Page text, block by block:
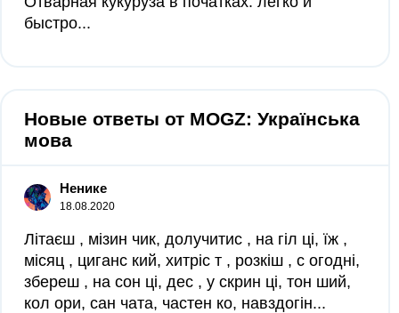
быстро...
Новые ответы от MOGZ: Українська
мова
Ненике
18.08.2020
Літаєш , мізин чик, долучитис , на гіл ці, їж ,
місяц , циганс кий, хитріс т , розкіш , с огодні,
збереш , на сон ці, дес , у скрин ці, тон ший,
кол ори, сан чата, частен ко, навздогін...